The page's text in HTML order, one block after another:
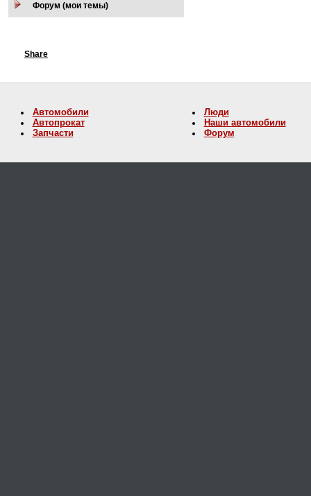
Форум (мои темы)
Share
Автомобили
Автопрокат
Запчасти
Люди
Наши автомобили
Форум